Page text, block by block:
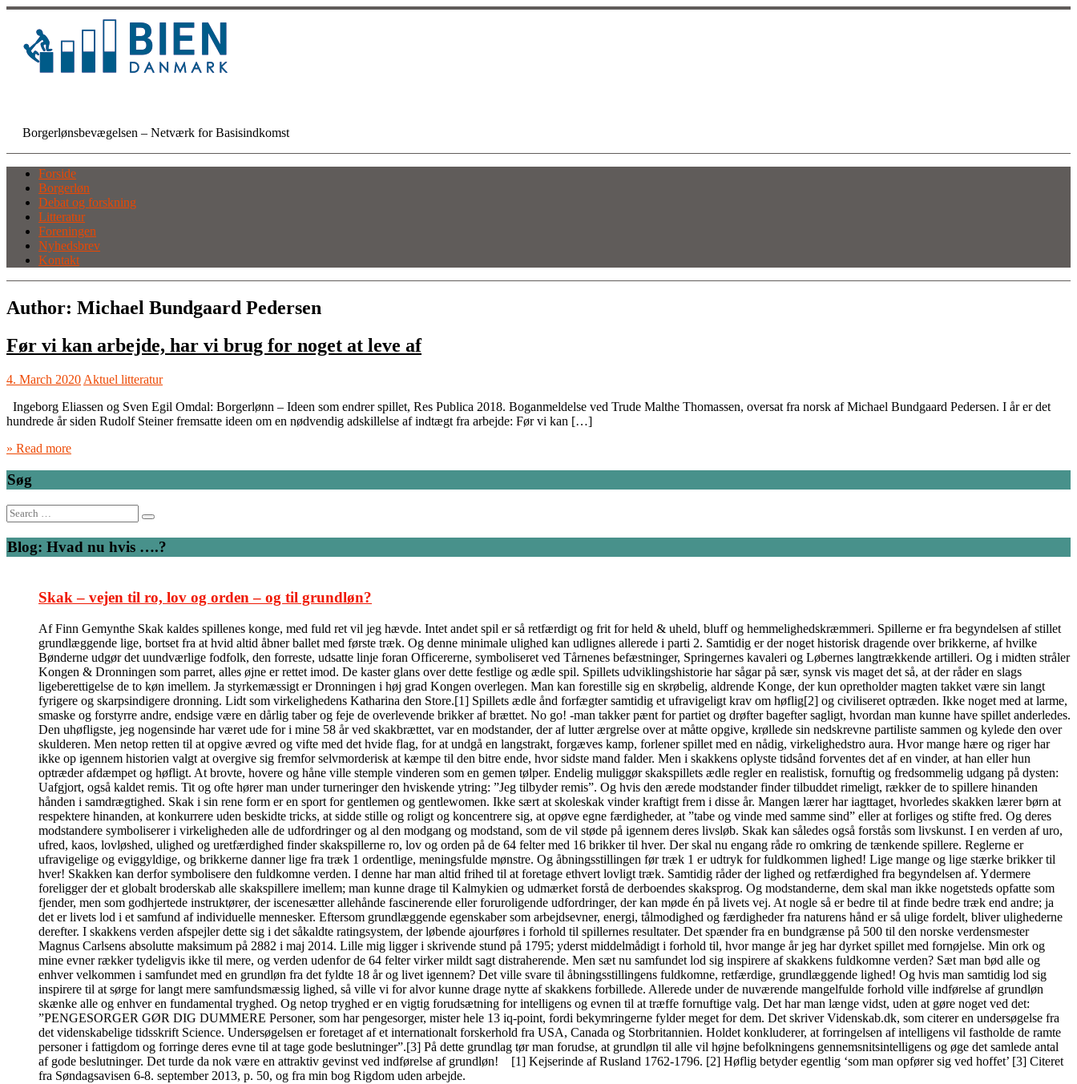
Skip
content
Borgerlønsbevægelsen – Netværk for Basisindkomst
Forside
Borgerløn
Debat og forskning
Litteratur
Foreningen
Nyhedsbrev
Kontakt
Author: Michael Bundgaard Pedersen
Før vi kan arbejde, har vi brug for noget at leve af
4. March 2020 Aktuel litteratur
Ingeborg Eliassen og Sven Egil Omdal: Borgerlønn – Ideen som endrer spillet, Res Publica 2018. Boganmeldelse ved Trude Malthe Thomassen, oversat fra norsk af Michael Bundgaard Pedersen. I år er det
hundrede år siden Rudolf Steiner fremsatte ideen om en nødvendig adskillelse af indtægt fra arbejde: Før vi kan […]
» Read more
Søg
Search
for:
Blog: Hvad nu hvis ….?
Skak – vejen til ro, lov og orden – og til grundløn?
Af Finn Gemynthe Skak kaldes spillenes konge, med fuld ret vil jeg hævde. Intet andet spil er så retfærdigt og frit for held & uheld, bluff og hemmelighedskræmmeri. Spillerne er fra begyndelsen af stillet
grundlæggende lige, bortset fra at hvid altid åbner ballet med første træk. Og denne minimale ulighed kan udlignes allerede i parti 2. Samtidig er der noget historisk dragende over brikkerne, af hvilke
Bønderne udgør det uundværlige fodfolk, den forreste, udsatte linje foran Officererne, symboliseret ved Tårnenes befæstninger, Springernes kavaleri og Løbernes langtrækkende artilleri. Og i midten stråler
Kongen & Dronningen som parret, alles øjne er rettet imod. De kaster glans over dette festlige og ædle spil. Spillets udviklingshistorie har sågar på sær, synsk vis maget det så, at der råder en slags
ligeberettigelse de to køn imellem. Ja styrkemæssigt er Dronningen i høj grad Kongen overlegen. Man kan forestille sig en skrøbelig, aldrende Konge, der kun opretholder magten takket være sin langt
fyrigere og skarpsindigere dronning. Lidt som virkelighedens Katharina den Store.[1] Spillets ædle ånd forfægter samtidig et ufravigeligt krav om høflig[2] og civiliseret optræden. Ikke noget med at larme,
smaske og forstyrre andre, endsige være en dårlig taber og feje de overlevende brikker af brættet. No go! -man takker pænt for partiet og drøfter bagefter sagligt, hvordan man kunne have spillet anderledes.
Den uhøfligste, jeg nogensinde har været ude for i mine 58 år ved skakbrættet, var en modstander, der af lutter ærgrelse over at måtte opgive, krøllede sin nedskrevne partiliste sammen og kylede den over
skulderen. Men netop retten til at opgive ævred og vifte med det hvide flag, for at undgå en langstrakt, forgæves kamp, forlener spillet med en nådig, virkelighedstro aura. Hvor mange hære og riger har
ikke op igennem historien valgt at overgive sig fremfor selvmorderisk at kæmpe til den bitre ende, hvor sidste mand falder. Men i skakkens oplyste tidsånd forventes det af en vinder, at han eller hun
optræder afdæmpet og høfligt. At brovte, hovere og håne ville stemple vinderen som en gemen tølper. Endelig muliggør skakspillets ædle regler en realistisk, fornuftig og fredsommelig udgang på dysten:
Uafgjort, også kaldet remis. Tit og ofte hører man under turneringer den hviskende ytring: ”Jeg tilbyder remis”. Og hvis den ærede modstander finder tilbuddet rimeligt, rækker de to spillere hinanden
hånden i samdrægtighed. Skak i sin rene form er en sport for gentlemen og gentlewomen. Ikke sært at skoleskak vinder kraftigt frem i disse år. Mangen lærer har iagttaget, hvorledes skakken lærer børn at
respektere hinanden, at konkurrere uden beskidte tricks, at sidde stille og roligt og koncentrere sig, at opøve egne færdigheder, at ”tabe og vinde med samme sind” eller at forliges og stifte fred. Og deres
modstandere symboliserer i virkeligheden alle de udfordringer og al den modgang og modstand, som de vil støde på igennem deres livsløb. Skak kan således også forstås som livskunst. I en verden af uro,
ufred, kaos, lovløshed, ulighed og uretfærdighed finder skakspillerne ro, lov og orden på de 64 felter med 16 brikker til hver. Der skal nu engang råde ro omkring de tænkende spillere. Reglerne er
ufravigelige og eviggyldige, og brikkerne danner lige fra træk 1 ordentlige, meningsfulde mønstre. Og åbningsstillingen før træk 1 er udtryk for fuldkommen lighed! Lige mange og lige stærke brikker til
hver! Skakken kan derfor symbolisere den fuldkomne verden. I denne har man altid frihed til at foretage ethvert lovligt træk. Samtidig råder der lighed og retfærdighed fra begyndelsen af. Ydermere
foreligger der et globalt broderskab alle skakspillere imellem; man kunne drage til Kalmykien og udmærket forstå de derboendes skaksprog. Og modstanderne, dem skal man ikke nogetsteds opfatte som
fjender, men som godhjertede instruktører, der iscenesætter allehånde fascinerende eller foruroligende udfordringer, der kan møde én på livets vej. At nogle så er bedre til at finde bedre træk end andre; ja
det er livets lod i et samfund af individuelle mennesker. Eftersom grundlæggende egenskaber som arbejdsevner, energi, tålmodighed og færdigheder fra naturens hånd er så ulige fordelt, bliver ulighederne
derefter. I skakkens verden afspejler dette sig i det såkaldte ratingsystem, der løbende ajourføres i forhold til spillernes resultater. Det spænder fra en bundgrænse på 500 til den norske verdensmester
Magnus Carlsens absolutte maksimum på 2882 i maj 2014. Lille mig ligger i skrivende stund på 1795; yderst middelmådigt i forhold til, hvor mange år jeg har dyrket spillet med fornøjelse. Min ork og
mine evner rækker tydeligvis ikke til mere, og verden udenfor de 64 felter virker mildt sagt distraherende. Men sæt nu samfundet lod sig inspirere af skakkens fuldkomne verden? Sæt man bød alle og
enhver velkommen i samfundet med en grundløn fra det fyldte 18 år og livet igennem? Det ville svare til åbningsstillingens fuldkomne, retfærdige, grundlæggende lighed! Og hvis man samtidig lod sig
inspirere til at sørge for langt mere samfundsmæssig lighed, så ville vi for alvor kunne drage nytte af skakkens forbillede. Allerede under de nuværende mangelfulde forhold ville indførelse af grundløn
skænke alle og enhver en fundamental tryghed. Og netop tryghed er en vigtig forudsætning for intelligens og evnen til at træffe fornuftige valg. Det har man længe vidst, uden at gøre noget ved det:
”PENGESORGER GØR DIG DUMMERE Personer, som har pengesorger, mister hele 13 iq-point, fordi bekymringerne fylder meget for dem. Det skriver Videnskab.dk, som citerer en undersøgelse fra
det videnskabelige tidsskrift Science. Undersøgelsen er foretaget af et internationalt forskerhold fra USA, Canada og Storbritannien. Holdet konkluderer, at forringelsen af intelligens vil fastholde de ramte
personer i fattigdom og forringe deres evne til at tage gode beslutninger”.[3] På dette grundlag tør man forudse, at grundløn til alle vil højne befolkningens gennemsnitsintelligens og øge det samlede antal
af gode beslutninger. Det turde da nok være en attraktiv gevinst ved indførelse af grundløn! [1] Kejserinde af Rusland 1762-1796. [2] Høflig betyder egentlig ‘som man opfører sig ved hoffet’ [3] Citeret
fra Søndagsavisen 6-8. september 2013, p. 50, og fra min bog Rigdom uden arbejde.